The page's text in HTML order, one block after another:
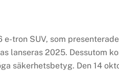
tron SUV, som
lanseras 2025. Dessutom
säkerhetsbetyg. Den 14